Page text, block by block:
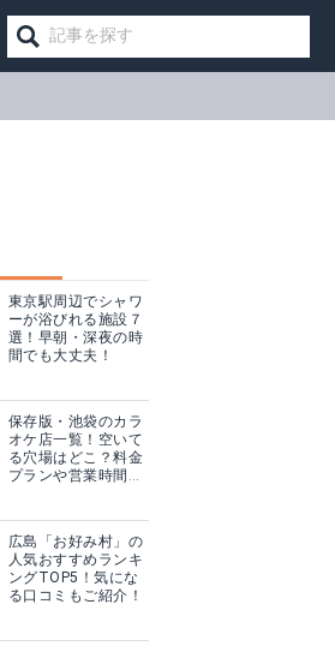
東京駅周辺でシャワ
ーが浴びれる施設７
選！早朝・深夜の時
間でも大丈夫！
保存版・池袋のカラ
オケ店一覧！空いて
る穴場はどこ？料金
プランや営業時間も
広島「お好み村」の
人気おすすめランキ
ングTOP5！気にな
る口コミもご紹介！